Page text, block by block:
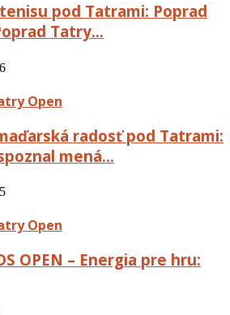
pod Tatrami: Poprad
Tatry…
Open
radosť pod Tatrami:
mená…
Open
OPEN – Energia pre hru: